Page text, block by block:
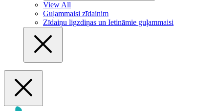
View All
Guļammaisi zīdainim
Zīdaiņu ligzdiņas un Ietināmie guļammaisi